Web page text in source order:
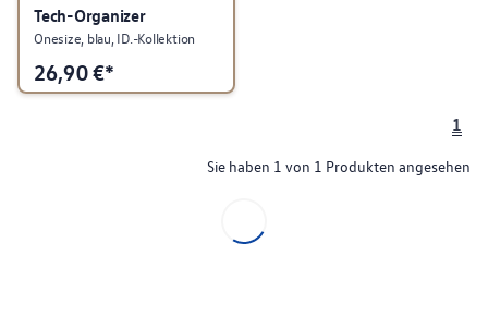
Tech-Organizer
Onesize, blau, ID.-Kollektion
26,90€*
1
Sie haben 1 von 1 Produkten angesehen